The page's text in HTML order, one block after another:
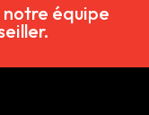
équipe